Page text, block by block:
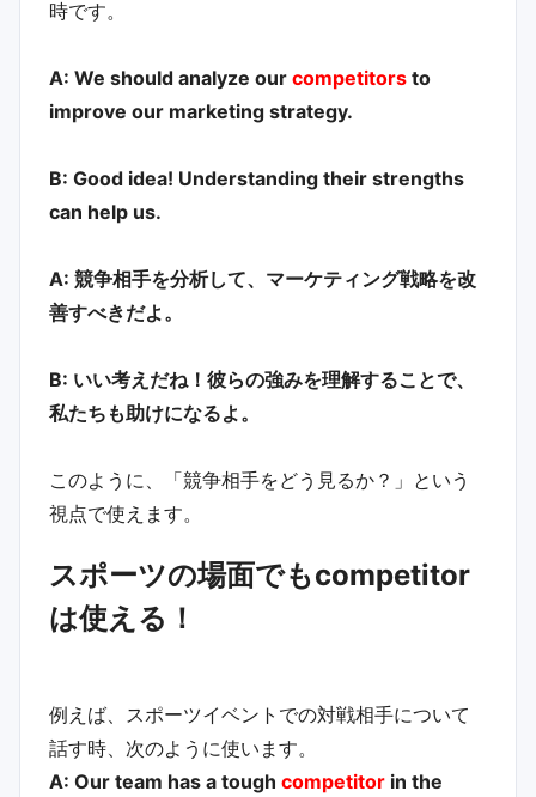
時です。
A: We should analyze our competitors to
improve our marketing strategy.
B: Good idea! Understanding their strengths
can help us.
A: 競争相手を分析して、マーケティング戦略を改
善すべきだよ。
B: いい考えだね！彼らの強みを理解することで、
私たちも助けになるよ。
このように、「競争相手をどう見るか？」という
視点で使えます。
スポーツの場面でもcompetitor
は使える！
例えば、スポーツイベントでの対戦相手について
話す時、次のように使います。
A: Our team has a tough competitor in the